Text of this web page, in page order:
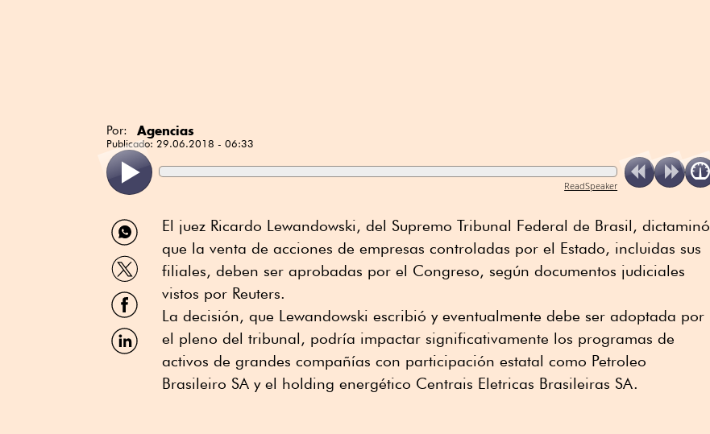
Por: Agencias
Publicado: 29.06.2018 - 06:33
ReadSpeaker
Compartir
por
WhatsApp
Compartir
por
Twitter
Compartir
por
Facebook
Compartir
por
El juez Ricardo Lewandowski, del Supremo Tribunal Federal de Brasil, dictaminó
que la venta de acciones de empresas controladas por el Estado, incluidas sus
filiales, deben ser aprobadas por el Congreso, según documentos judiciales
vistos por Reuters.
La decisión, que Lewandowski escribió y eventualmente debe ser adoptada por
el pleno del tribunal, podría impactar significativamente los programas de
activos de grandes compañías con participación estatal como Petroleo
Brasileiro SA y el holding energético Centrais Eletricas Brasileiras SA.